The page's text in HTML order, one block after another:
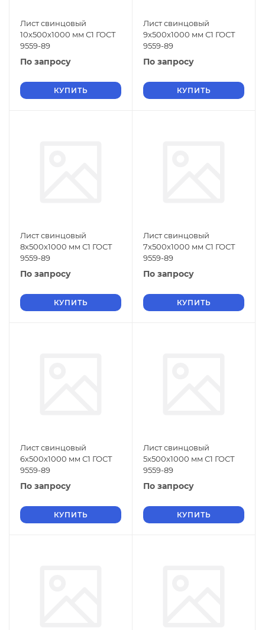
Лист свинцовый
10х500х1000 мм С1 ГОСТ
9559-89
По запросу
КУПИТЬ
Лист свинцовый
9х500х1000 мм С1 ГОСТ
9559-89
По запросу
КУПИТЬ
Лист свинцовый
8х500х1000 мм С1 ГОСТ
9559-89
По запросу
КУПИТЬ
Лист свинцовый
7х500х1000 мм С1 ГОСТ
9559-89
По запросу
КУПИТЬ
Лист свинцовый
6х500х1000 мм С1 ГОСТ
9559-89
По запросу
КУПИТЬ
Лист свинцовый
5х500х1000 мм С1 ГОСТ
9559-89
По запросу
КУПИТЬ